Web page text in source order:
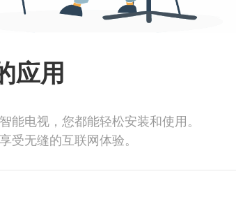
应用
电视，您都能轻松安装和使用。
无缝的互联网体验。